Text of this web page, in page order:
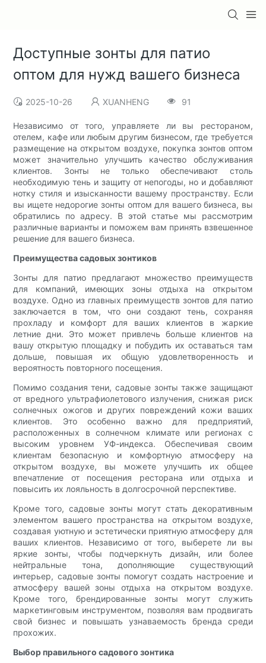
Доступные зонты для патио
оптом для нужд вашего бизнеса
2025-10-26 XUANHENG 91
Независимо от того, управляете ли вы рестораном,
отелем, кафе или любым другим бизнесом, где требуется
размещение на открытом воздухе, покупка зонтов оптом
может значительно улучшить качество обслуживания
клиентов. Зонты не только обеспечивают столь
необходимую тень и защиту от непогоды, но и добавляют
нотку стиля и изысканности вашему пространству. Если
вы ищете недорогие зонты оптом для вашего бизнеса, вы
обратились по адресу. В этой статье мы рассмотрим
различные варианты и поможем вам принять взвешенное
решение для вашего бизнеса.
Преимущества садовых зонтиков
Зонты для патио предлагают множество преимуществ
для компаний, имеющих зоны отдыха на открытом
воздухе. Одно из главных преимуществ зонтов для патио
заключается в том, что они создают тень, сохраняя
прохладу и комфорт для ваших клиентов в жаркие
летние дни. Это может привлечь больше клиентов на
вашу открытую площадку и побудить их оставаться там
дольше, повышая их общую удовлетворенность и
вероятность повторного посещения.
Помимо создания тени, садовые зонты также защищают
от вредного ультрафиолетового излучения, снижая риск
солнечных ожогов и других повреждений кожи ваших
клиентов. Это особенно важно для предприятий,
расположенных в солнечном климате или регионах с
высоким уровнем УФ-индекса. Обеспечивая своим
клиентам безопасную и комфортную атмосферу на
открытом воздухе, вы можете улучшить их общее
впечатление от посещения ресторана или отдыха и
повысить их лояльность в долгосрочной перспективе.
Кроме того, садовые зонты могут стать декоративным
элементом вашего пространства на открытом воздухе,
создавая уютную и эстетически приятную атмосферу для
ваших клиентов. Независимо от того, выберете ли вы
яркие зонты, чтобы подчеркнуть дизайн, или более
нейтральные тона, дополняющие существующий
интерьер, садовые зонты помогут создать настроение и
атмосферу вашей зоны отдыха на открытом воздухе.
Кроме того, брендированные зонты могут служить
маркетинговым инструментом, позволяя вам продвигать
свой бизнес и повышать узнаваемость бренда среди
прохожих.
Выбор правильного садового зонтика